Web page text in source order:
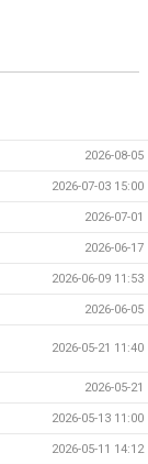
2026-08-05
2026-07-03 15:00
2026-07-01
2026-06-17
2026-06-09 11:53
2026-06-05
2026-05-21 11:40
2026-05-21
2026-05-13 11:00
2026-05-11 14:12